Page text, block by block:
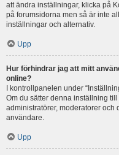
att ändra inställningar, klicka på
på forumsidorna men så är inte
inställningar och alternativ.
Upp
Hur förhindrar jag att mitt
online?
I kontrollpanelen under
Om du sätter denna inställning
administratörer, moderatorer och
användare.
Upp